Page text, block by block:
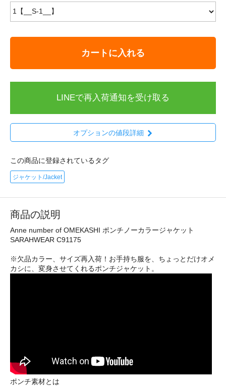
カートに入れる
LINEで再入荷通知を受け取る
オプションの値段詳細
この商品に登録されているタグ
ジャケット/Jacket
商品の説明
Anne number of OMEKASHI ポンチノーカラージャケット
SARAHWEAR C91175
※欠品カラー、サイズ再入荷！お手持ち服を、ちょっとだけオメ
カシに、変身させてくれるポンチジャケット。
ポンチ素材とは